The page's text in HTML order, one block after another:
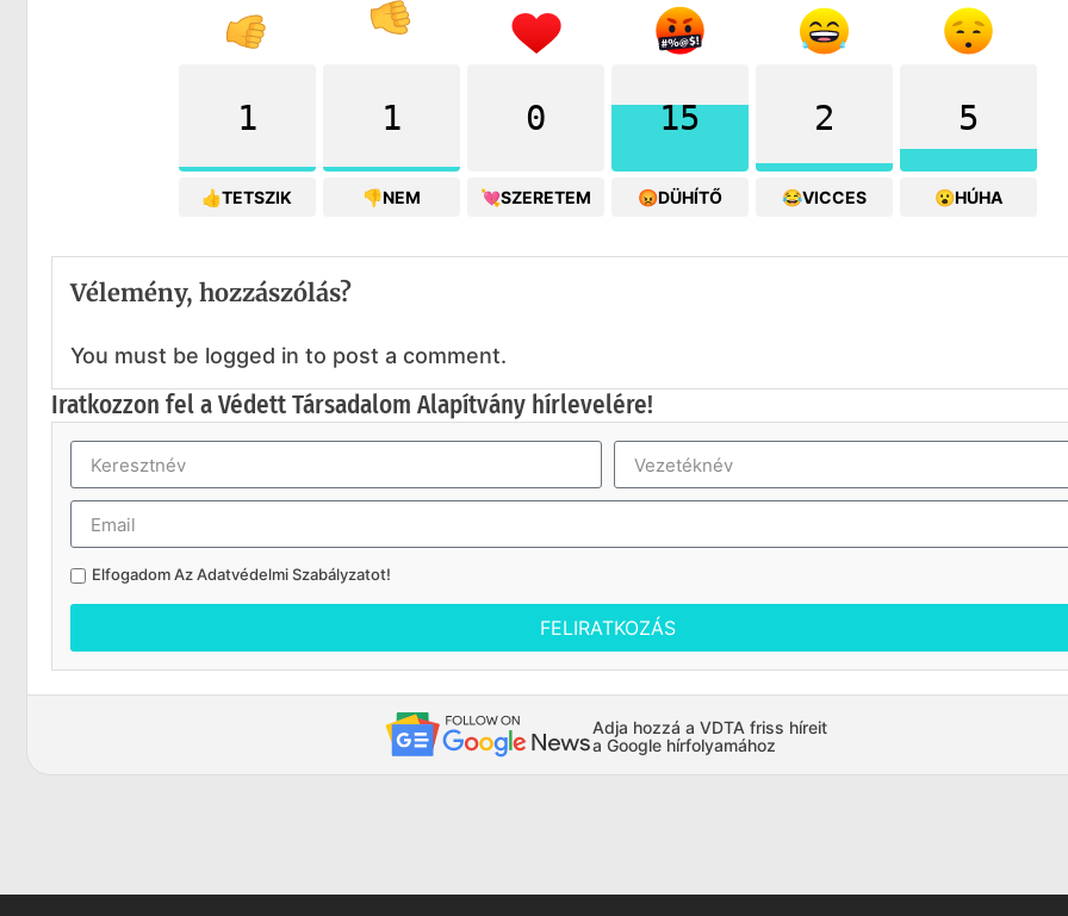
1
👍TETSZIK
1
👎NEM
0
💘SZERETEM
15
😡DÜHÍTŐ
2
😂VICCES
5
😮HÚHA
Vélemény, hozzászólás?
You must be logged in to post a comment.
Iratkozzon fel a Védett Társadalom Alapítvány hírlevelére!
Elfogadom AzAdatvédelmi Szabályzatot!
FELIRATKOZÁS
Adja hozzá a VDTA friss híreit
a Google hírfolyamához